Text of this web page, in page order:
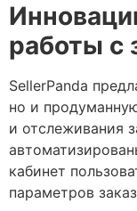
работы с
SellerPanda
но и
и отслеживания
кабинет
параметров